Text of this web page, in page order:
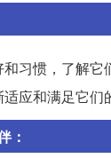
习惯，了解
应和满足它们
：